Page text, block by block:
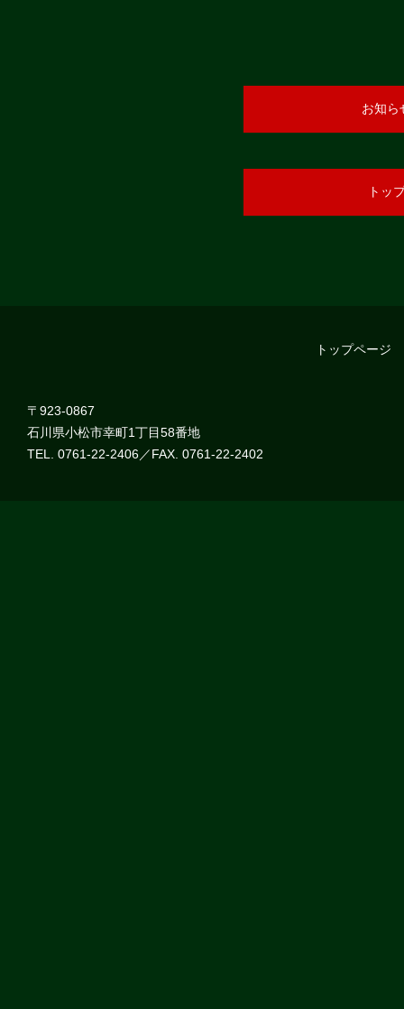
お知ら
トッ
〒923-0867
石川県小松市幸町1丁目58番地
TEL. 0761-22-2406／FAX. 0761-22-2402
トップページ